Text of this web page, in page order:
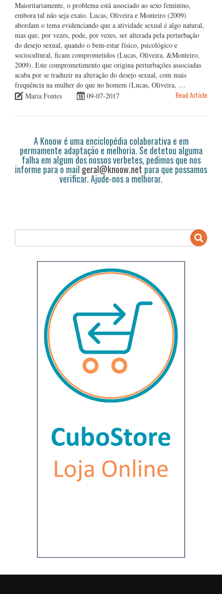
Maioritariamente, o problema está associado ao sexo feminino,
embora tal não seja exato. Lucas, Oliveira e Monteiro (2009)
abordam o tema evidenciando que a atividade sexual é algo natural,
mas que, por vezes, pode, por vezes, ser alterada pela perturbação
do desejo sexual, quando o bem-estar físico, psicológico e
sociocultural, ficam comprometidos (Lucas, Oliveira, &Monteiro,
2009). Este comprometimento que origina perturbações associadas
acaba por se traduzir na alteração do desejo sexual, com mais
frequência na mulher do que no homem (Lucas, Oliveira, …
Maria Fontes
09-07-2017 Read Article
A Knoow é uma enciclopédia colaborativa e em
permamente adaptação e melhoria. Se detetou alguma
falha em algum dos nossos verbetes, pedimos que nos
informe para o mail geral@knoow.netpara que possamos
verificar. Ajude-nos a melhorar.